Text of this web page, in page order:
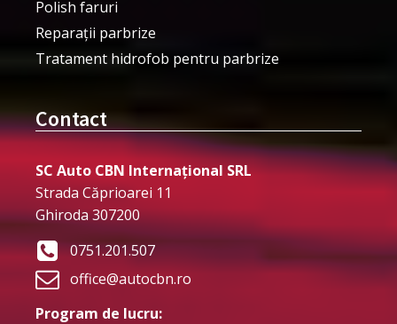
Polish faruri
Reparații parbrize
Tratament hidrofob pentru parbrize
Contact
SC Auto CBN Internațional SRL
Strada Căprioarei 11
Ghiroda 307200
0751.201.507
office@autocbn.ro
Program de lucru: